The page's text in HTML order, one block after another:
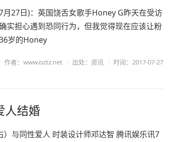
日)：英国饶舌女歌手Honey G昨天在受访
实担心遇到恐同行为，但我觉得现在应该让粉
岁的Honey
作者：www.isztz.net 出处：资讯 时间：2017-07-27
人结婚
）与同性爱人 时装设计师邓达智 腾讯娱乐讯7